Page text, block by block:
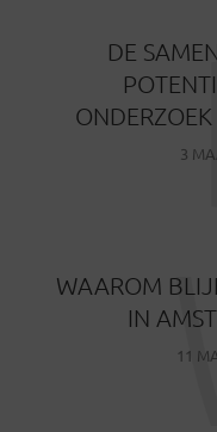
DE
3
WAAROM
IN
11